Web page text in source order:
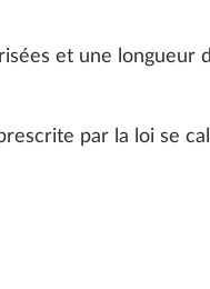
et une longueur
par la loi se